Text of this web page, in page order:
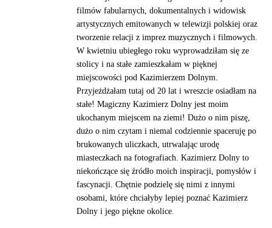
filmów fabularnych, dokumentalnych i widowisk
artystycznych emitowanych w telewizji polskiej oraz
tworzenie relacji z imprez muzycznych i filmowych.
W kwietniu ubiegłego roku wyprowadziłam się ze
stolicy i na stałe zamieszkałam w pięknej
miejscowości pod Kazimierzem Dolnym.
Przyjeżdżałam tutaj od 20 lat i wreszcie osiadłam na
stałe! Magiczny Kazimierz Dolny jest moim
ukochanym miejscem na ziemi! Dużo o nim piszę,
dużo o nim czytam i niemal codziennie spaceruję po
brukowanych uliczkach, utrwalając urodę
miasteczkach na fotografiach. Kazimierz Dolny to
niekończące się źródło moich inspiracji, pomysłów i
fascynacji. Chętnie podzielę się nimi z innymi
osobami, które chciałyby lepiej poznać Kazimierz
Dolny i jego piękne okolice.